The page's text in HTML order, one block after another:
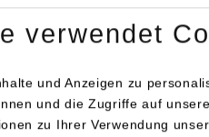
verwendet
und Anzeigen zu
und die Zugriffe auf
zu Ihrer Verwendung
Anschrift /